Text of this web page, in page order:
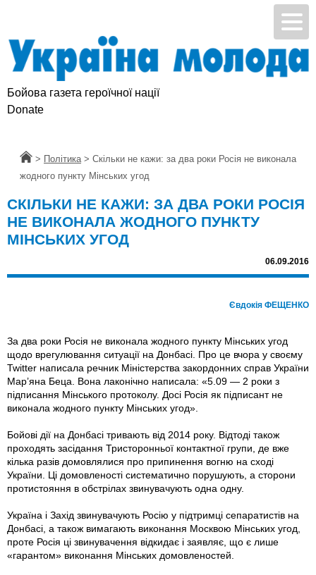
Бойова газета героїчної нації
Donate
Головна
> Політика > Скільки не кажи: за два роки Росія не виконала
жодного пункту Мінських угод
СКІЛЬКИ НЕ КАЖИ: ЗА ДВА РОКИ РОСІЯ
НЕ ВИКОНАЛА ЖОДНОГО ПУНКТУ
МІНСЬКИХ УГОД
06.09.2016
Євдокія ФЕЩЕНКО
За два роки Росія не виконала жодного пункту Мінських угод
щодо врегулювання ситуації на Донбасі. Про це вчора у своєму
Twitter написала речник Міністерства закордонних справ України
Мар’яна Беца. Вона лаконічно написала: «5.09 — 2 роки з
підписання Мінського протоколу. Досі Росія як підписант не
виконала жодного пункту Мінських угод».
Бойові дії на Донбасі тривають від 2014 року. Відтоді також
проходять засідання Тристоронньої контактної групи, де вже
кілька разів домовлялися про припинення вогню на сході
України. Ці домовленості систематично порушують, а сторони
протистояння в обстрілах звинувачують одна одну.
Україна і Захід звинувачують Росію у підтримці сепаратистів на
Донбасі, а також вимагають виконання Москвою Мінських угод,
проте Росія ці звинувачення відкидає і заявляє, що є лише
«гарантом» виконання Мінських домовленостей.